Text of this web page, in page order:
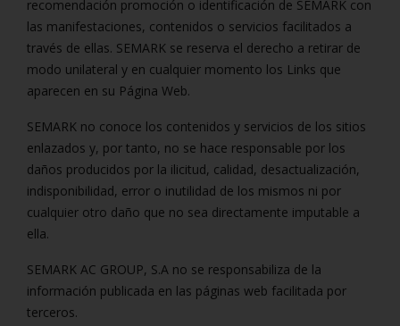
recomendación promoción o identificación de SEMARK con
las manifestaciones, contenidos o servicios facilitados a
través de ellas. SEMARK se reserva el derecho a retirar de
modo unilateral y en cualquier momento los Links que
aparecen en su Página Web.
SEMARK no conoce los contenidos y servicios de los sitios
enlazados y, por tanto, no se hace responsable por los
daños producidos por la ilicitud, calidad, desactualización,
indisponibilidad, error o inutilidad de los mismos ni por
cualquier otro daño que no sea directamente imputable a
ella.
SEMARK AC GROUP, S.A no se responsabiliza de la
información publicada en las páginas web facilitada por
terceros.